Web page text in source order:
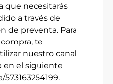
que necesitarás
a través de
de preventa. Para
te
nuestro canal
en el siguiente
573163254199.